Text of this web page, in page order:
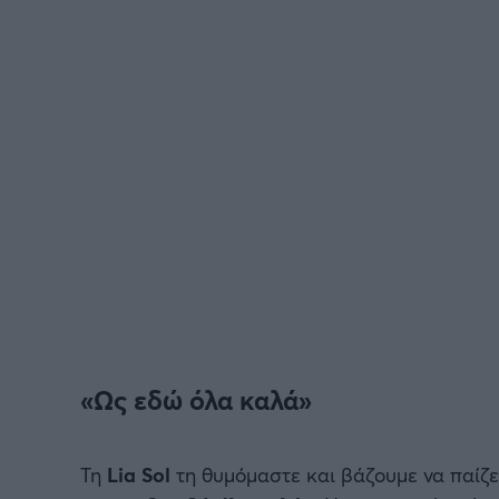
«Ως εδώ όλα καλά»
Τη Lia Sol τη θυμόμαστε και βάζουμε να